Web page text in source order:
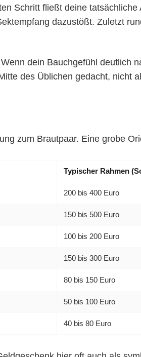
Schritt fließt deine tatsächliche
dazustößt. Zuletzt
dein Bauchgefühl deutlich
des Üblichen gedacht, nicht
zum Brautpaar. Eine grobe
Typischer Rahmen
200 bis 400 Euro
150 bis 500 Euro
100 bis 200 Euro
150 bis 300 Euro
80 bis 150 Euro
50 bis 100 Euro
40 bis 80 Euro